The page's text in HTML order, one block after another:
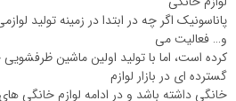
پاناسونیک اگر چه در ابتدا در زمینه تولید
و… فعالیت می
کرده است، اما با تولید اولین ماشین
گسترده ای در بازار لوازم
خانگی داشته باشد و در ادامه لوازم خانگی